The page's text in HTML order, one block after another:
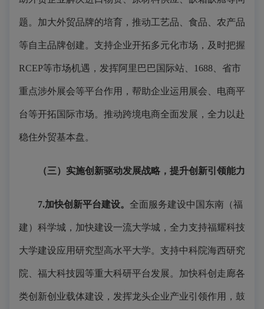
题。加大外贸品牌的培育，推动工艺品、食品、农产品
等自主品牌创建。支持企业开拓多元化市场，及时把握
RCEP等市场机遇，发挥阿里巴巴国际站、1688、省市
重点涉外展会等平台作用，帮助企业运用展会、电商平
台等开拓国际市场。推动跨境电商全面发展，全力以赴
稳住外贸基本盘。
（三）实施创新驱动发展战略，提升创新引领能力
7.加快创新平台建设。 全面服务建设中国东南（福
建）科学城，加快建设一流大学城，全力支持福耀科技
大学建设应用研究型高水平大学。支持中科院海西研究
院、福大科技园等重大科研平台发展。加快科创走廊各
类创新创业载体建设，发挥龙头企业产业引领作用，鼓